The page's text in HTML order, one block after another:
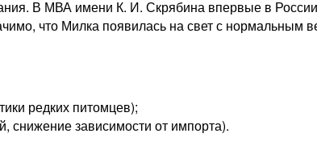
В МВА имени К. И. Скрябина впервые в
что Милка появилась на свет с нормальным
редких питомцев);
снижение зависимости от импорта).